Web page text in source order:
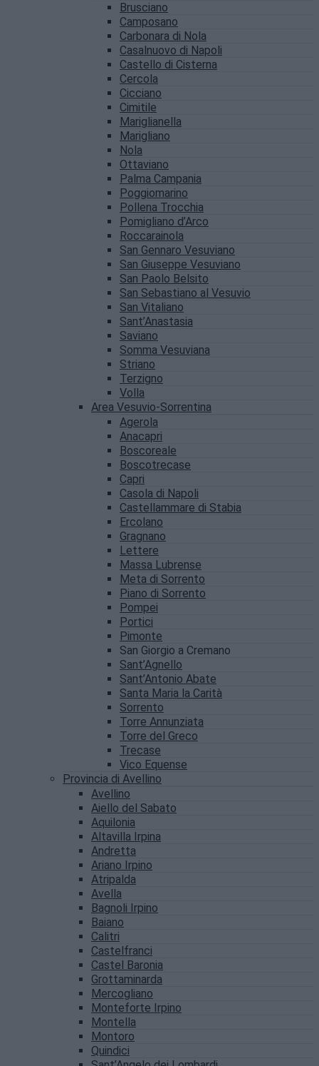
Brusciano
Camposano
Carbonara di Nola
Casalnuovo di Napoli
Castello di Cisterna
Cercola
Cicciano
Cimitile
Mariglianella
Marigliano
Nola
Ottaviano
Palma Campania
Poggiomarino
Pollena Trocchia
Pomigliano d’Arco
Roccarainola
San Gennaro Vesuviano
San Giuseppe Vesuviano
San Paolo Belsito
San Sebastiano al Vesuvio
San Vitaliano
Sant’Anastasia
Saviano
Somma Vesuviana
Striano
Terzigno
Volla
Area Vesuvio-Sorrentina
Agerola
Anacapri
Boscoreale
Boscotrecase
Capri
Casola di Napoli
Castellammare di Stabia
Ercolano
Gragnano
Lettere
Massa Lubrense
Meta di Sorrento
Piano di Sorrento
Pompei
Portici
Pimonte
San Giorgio a Cremano
Sant’Agnello
Sant’Antonio Abate
Santa Maria la Carità
Sorrento
Torre Annunziata
Torre del Greco
Trecase
Vico Equense
Provincia di Avellino
Avellino
Aiello del Sabato
Aquilonia
Altavilla Irpina
Andretta
Ariano Irpino
Atripalda
Avella
Bagnoli Irpino
Baiano
Calitri
Castelfranci
Castel Baronia
Grottaminarda
Mercogliano
Monteforte Irpino
Montella
Montoro
Quindici